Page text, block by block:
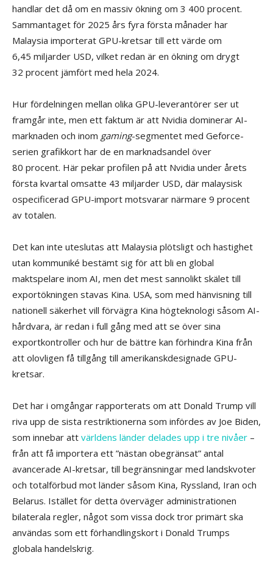
handlar det då om en massiv ökning om 3 400 procent.
Sammantaget för 2025 års fyra första månader har
Malaysia importerat GPU-kretsar till ett värde om
6,45 miljarder USD, vilket redan är en ökning om drygt
32 procent jämfört med hela 2024.
Hur fördelningen mellan olika GPU-leverantörer ser ut
framgår inte, men ett faktum är att Nvidia dominerar AI-
marknaden och inom gaming-segmentet med Geforce-
serien grafikkort har de en marknadsandel över
80 procent. Här pekar profilen på att Nvidia under årets
första kvartal omsatte 43 miljarder USD, där malaysisk
ospecificerad GPU-import motsvarar närmare 9 procent
av totalen.
Det kan inte uteslutas att Malaysia plötsligt och hastighet
utan kommuniké bestämt sig för att bli en global
maktspelare inom AI, men det mest sannolikt skälet till
exportökningen stavas Kina. USA, som med hänvisning till
nationell säkerhet vill förvägra Kina högteknologi såsom AI-
hårdvara, är redan i full gång med att se över sina
exportkontroller och hur de bättre kan förhindra Kina från
att olovligen få tillgång till amerikanskdesignade GPU-
kretsar.
Det har i omgångar rapporterats om att Donald Trump vill
riva upp de sista restriktionerna som infördes av Joe Biden,
som innebar att världens länder delades upp i tre nivåer –
från att få importera ett ”nästan obegränsat” antal
avancerade AI-kretsar, till begränsningar med landskvoter
och totalförbud mot länder såsom Kina, Ryssland, Iran och
Belarus. Istället för detta överväger administrationen
bilaterala regler, något som vissa dock tror primärt ska
användas som ett förhandlingskort i Donald Trumps
globala handelskrig.